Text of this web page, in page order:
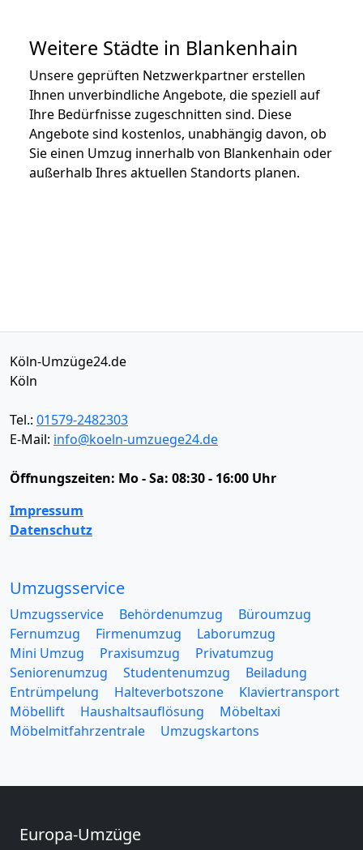
Weitere Städte in Blankenhain
Unsere geprüften Netzwerkpartner erstellen
Ihnen unverbindliche Angebote, die speziell auf
Ihre Bedürfnisse zugeschnitten sind. Diese
Angebote sind kostenlos, unabhängig davon, ob
Sie einen Umzug innerhalb von Blankenhain oder
außerhalb Ihres aktuellen Standorts planen.
Köln-Umzüge24.de
Köln
Tel.: 01579-2482303
E-Mail: info@koeln-umzuege24.de
Öffnungszeiten: Mo - Sa: 08:30 - 16:00 Uhr
Impressum
Datenschutz
Umzugsservice
Umzugsservice Behördenumzug
Büroumzug
Fernumzug
Firmenumzug
Laborumzug
Mini Umzug
Praxisumzug
Privatumzug
Seniorenumzug
Studentenumzug
Beiladung
Entrümpelung
Halteverbotszone
Klaviertransport
Möbellift
Haushaltsauflösung
Möbeltaxi
Möbelmitfahrzentrale
Umzugskartons
Europa-Umzüge